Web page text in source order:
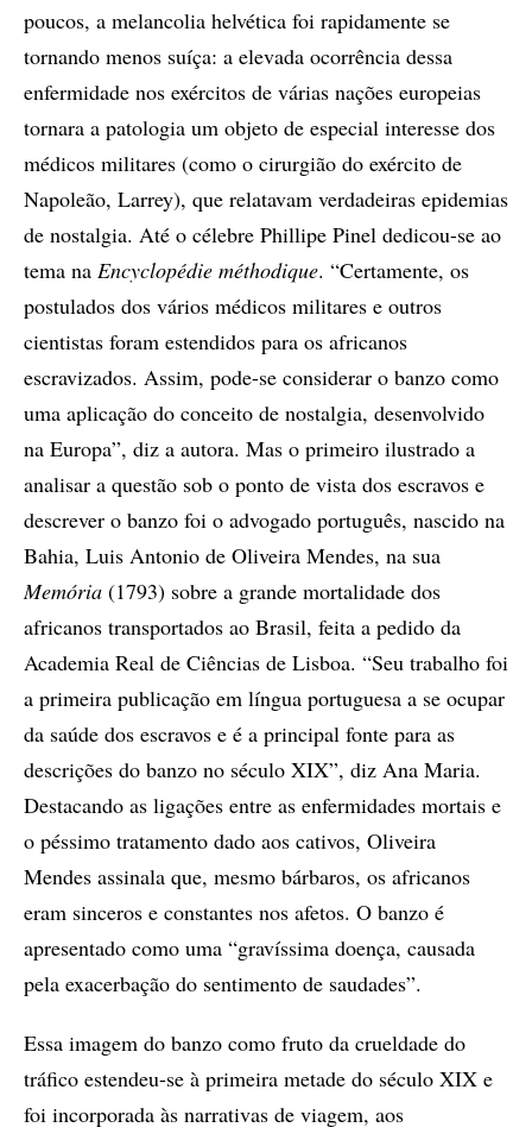
poucos, a melancolia helvética foi rapidamente se
tornando menos suíça: a elevada ocorrência dessa
enfermidade nos exércitos de várias nações europeias
tornara a patologia um objeto de especial interesse dos
médicos militares (como o cirurgião do exército de
Napoleão, Larrey), que relatavam verdadeiras epidemias
de nostalgia. Até o célebre Phillipe Pinel dedicou-se ao
tema na Encyclopédie méthodique. “Certamente, os
postulados dos vários médicos militares e outros
cientistas foram estendidos para os africanos
escravizados. Assim, pode-se considerar o banzo como
uma aplicação do conceito de nostalgia, desenvolvido
na Europa”, diz a autora. Mas o primeiro ilustrado a
analisar a questão sob o ponto de vista dos escravos e
descrever o banzo foi o advogado português, nascido na
Bahia, Luis Antonio de Oliveira Mendes, na sua
Memória (1793) sobre a grande mortalidade dos
africanos transportados ao Brasil, feita a pedido da
Academia Real de Ciências de Lisboa. “Seu trabalho foi
a primeira publicação em língua portuguesa a se ocupar
da saúde dos escravos e é a principal fonte para as
descrições do banzo no século XIX”, diz Ana Maria.
Destacando as ligações entre as enfermidades mortais e
o péssimo tratamento dado aos cativos, Oliveira
Mendes assinala que, mesmo bárbaros, os africanos
eram sinceros e constantes nos afetos. O banzo é
apresentado como uma “gravíssima doença, causada
pela exacerbação do sentimento de saudades”.
Essa imagem do banzo como fruto da crueldade do
tráfico estendeu-se à primeira metade do século XIX e
foi incorporada às narrativas de viagem, aos